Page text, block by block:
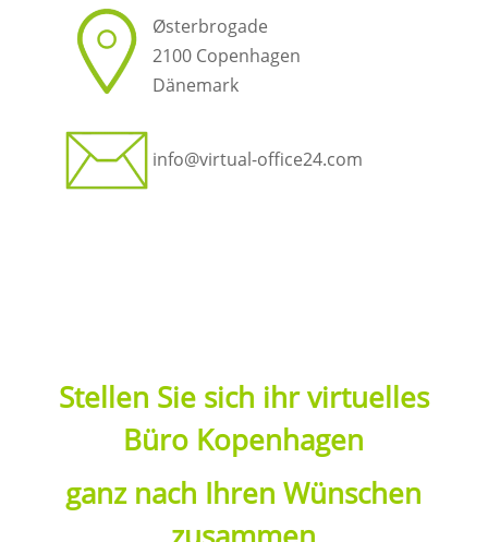
Østerbrogade
2100 Copenhagen
Dänemark
info@virtual-office24.com
Stellen Sie sich ihr virtuelles
Büro Kopenhagen
ganz nach Ihren Wünschen